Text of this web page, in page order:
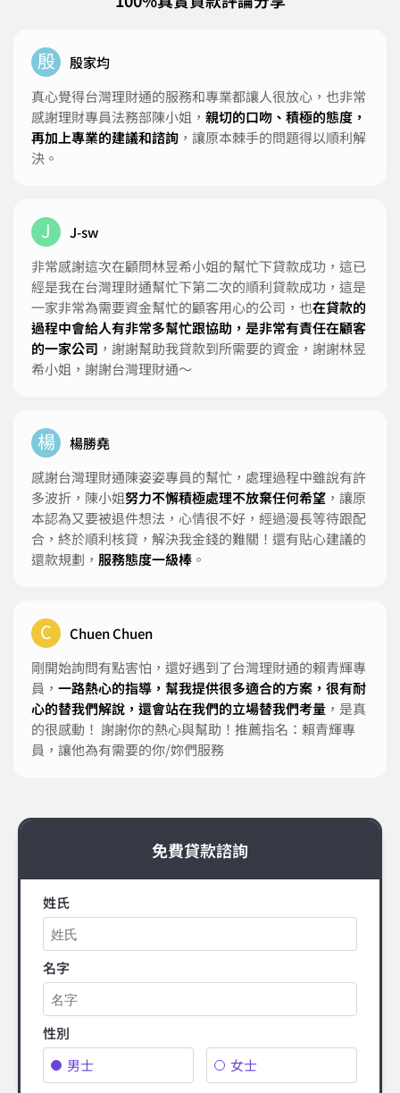
殷
殷家均
真心覺得台灣理財通的服務和專業都讓人很放心，也非常
感謝理財專員法務部陳小姐， 親切的口吻、積極的態度，
再加上專業的建議和諮詢 ，讓原本棘手的問題得以順利解
決。
J
J-sw
非常感謝這次在顧問林昱希小姐的幫忙下貸款成功，這已
經是我在台灣理財通幫忙下第二次的順利貸款成功，這是
一家非常為需要資金幫忙的顧客用心的公司，也在貸款的
過程中會給人有非常多幫忙跟協助，是非常有責任在顧客
的一家公司 ，謝謝幫助我貸款到所需要的資金，謝謝林昱
希小姐，謝謝台灣理財通～
楊
楊勝堯
感謝台灣理財通陳姿姿專員的幫忙，處理過程中雖說有許
多波折，陳小姐努力不懈積極處理不放棄任何希望 ，讓原
本認為又要被退件想法，心情很不好，經過漫長等待跟配
合，終於順利核貸，解決我金錢的難關！還有貼心建議的
還款規劃， 服務態度一級棒 。
C
Chuen Chuen
剛開始詢問有點害怕，還好遇到了台灣理財通的賴青輝專
員， 一路熱心的指導，幫我提供很多適合的方案，很有耐
心的替我們解說，還會站在我們的立場替我們考量 ，是真
的很感動！ 謝謝你的熱心與幫助！推薦指名：賴青輝專
員，讓他為有需要的你/妳們服務
免費貸款諮詢
姓氏
名字
性別
男士
女士